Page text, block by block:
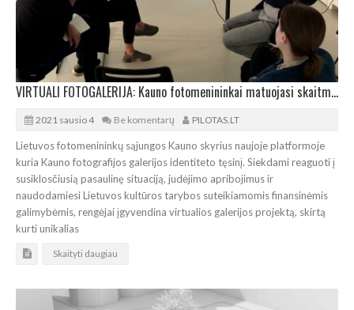
VIRTUALI FOTOGALERIJA: Kauno fotomenininkai matuojasi skaitmeninę erdvę
2021 sausio 4 Be komentarų PILOTAS.LT
Lietuvos fotomenininkų sąjungos Kauno skyrius naujoje platformoje
kuria Kauno fotografijos galerijos identiteto tęsinį. Siekdami reaguoti į
susiklosčiusią pasaulinę situaciją, judėjimo apribojimus ir
naudodamiesi Lietuvos kultūros tarybos suteikiamomis finansinėmis
galimybėmis, rengėjai įgyvendina virtualios galerijos projektą, skirtą
kurti unikalias
Skaityti daugiau